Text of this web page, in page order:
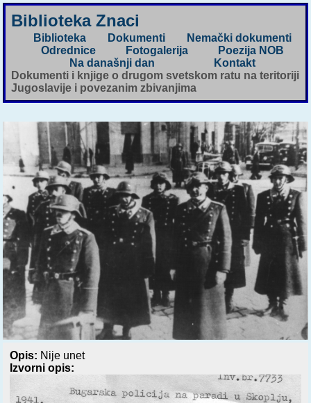
Biblioteka Znaci
Biblioteka Dokumenti
Nemački dokumenti
Odrednice
Fotogalerija
Poezija NOB
Na današnji dan
Kontakt
Dokumenti i knjige o drugom svetskom ratu na teritoriji
Jugoslavije i povezanim zbivanjima
Opis: Nije unet
Izvorni opis: